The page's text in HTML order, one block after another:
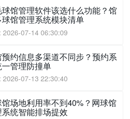
馆管理软件该选什么功能？馆
馆管理系统模块清单
2026-07-14 06:30:09
约信息多渠道不同步？预约系
管理防撞单
2026-07-13 22:30:40
馆场地利用率不到40%？网球馆
统智能排场提效